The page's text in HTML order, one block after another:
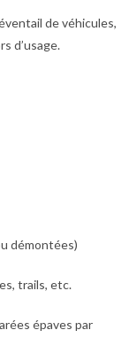
de véhicules,
d’usage.
démontées)
trails, etc.
épaves par